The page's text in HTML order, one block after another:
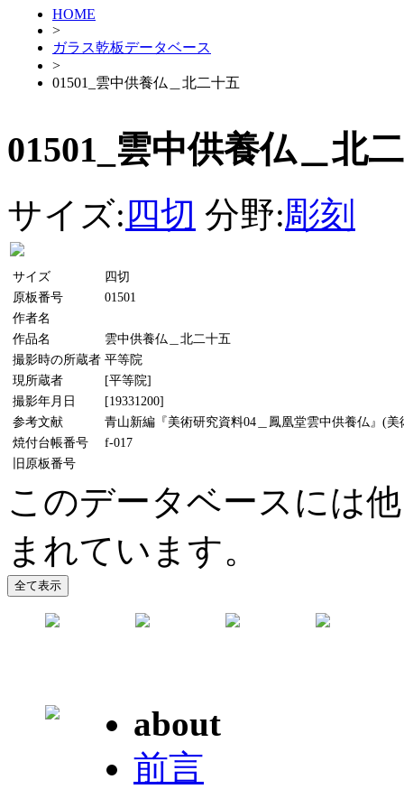
HOME
>
ガラス乾板データベース
>
01501_雲中供養仏＿北二十五
01501_雲中供養仏＿北
サイズ: 四切 分野:彫刻
サイズ
四切
原板番号
01501
作者名
作品名
雲中供養仏＿北二十五
撮影時の所蔵者 平等院
現所蔵者
[平等院]
撮影年月日
[19331200]
参考文献
青山新編『美術研究資料04＿鳳凰堂雲中供養仏』(美
焼付台帳番号
f-017
旧原板番号
このデータベースには
まれています。
about
前言